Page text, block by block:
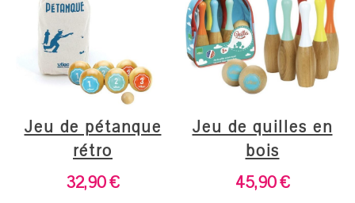
Jeu de pétanque
rétro
32,90€
Jeu de quilles en
bois
45,90€